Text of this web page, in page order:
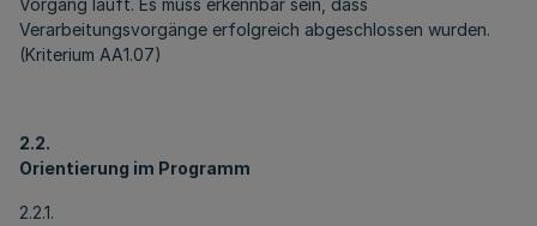
Vorgang läuft. Es muss erkennbar sein, dass
Verarbeitungsvorgänge erfolgreich abgeschlossen wurden.
(Kriterium AA1.07)
2.2.
Orientierung im Programm
2.2.1.